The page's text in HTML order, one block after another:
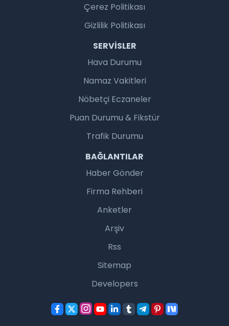
Çerez Politikası
Gizlilik Politikası
SERVISLER
Hava Durumu
Namaz Vakitleri
Nöbetçi Eczaneler
Puan Durumu & Fikstür
Trafik Durumu
BAĞLANTILAR
Haber Gönder
Firma Rehberi
Anketler
Arşiv
Rss
Sitemap
Developers